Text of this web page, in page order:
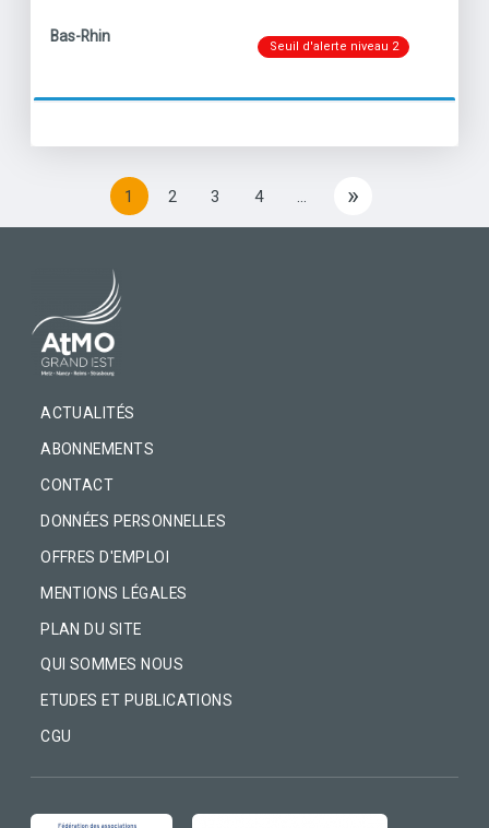
titre
Bas-Rhin
Niveau
Seuil d'alerte niveau 2
1 2 3 4 … ››
»
PIED DE PAGE
ACTUALITÉS
ABONNEMENTS
CONTACT
DONNÉES PERSONNELLES
OFFRES D'EMPLOI
MENTIONS LÉGALES
PLAN DU SITE
QUI SOMMES NOUS
ETUDES ET PUBLICATIONS
CGU
IMAGE IMAGE